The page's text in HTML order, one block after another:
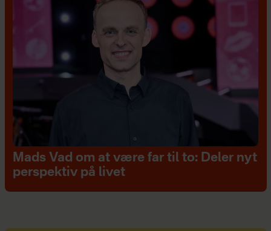
Mads Vad om at være far til to: Deler nyt
perspektiv på livet